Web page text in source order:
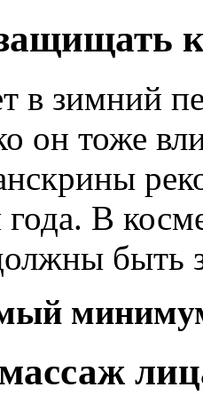
в зимний
он тоже
В
быть